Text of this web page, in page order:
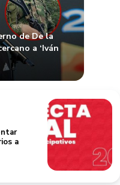
de De la
a ‘Iván
a